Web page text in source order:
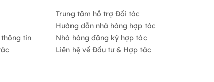
tin
Trung tâm hỗ trợ Đối tác
Hướng dẫn nhà hàng hợp tác
Nhà hàng đăng ký hợp tác
Liên hệ về Đầu tư & Hợp tác